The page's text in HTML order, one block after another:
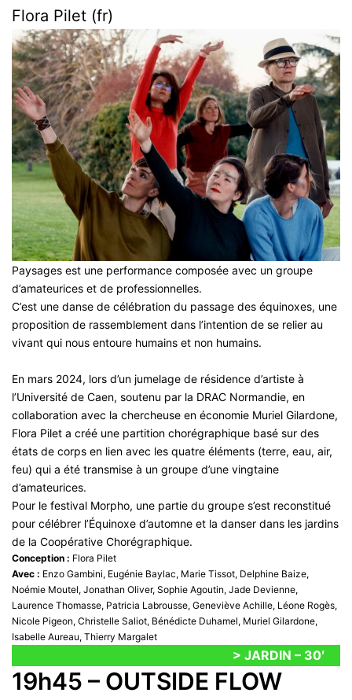
Flora Pilet (fr)
Paysages est une performance composée avec un groupe
d’amateurices et de professionnelles.
C’est une danse de célébration du passage des équinoxes, une
proposition de rassemblement dans l’intention de se relier au
vivant qui nous entoure humains et non humains.
En mars 2024, lors d’un jumelage de résidence d’artiste à
l’Université de Caen, soutenu par la DRAC Normandie, en
collaboration avec la chercheuse en économie Muriel Gilardone,
Flora Pilet a créé une partition chorégraphique basé sur des
états de corps en lien avec les quatre éléments (terre, eau, air,
feu) qui a été transmise à un groupe d’une vingtaine
d’amateurices.
Pour le festival Morpho, une partie du groupe s’est reconstitué
pour célébrer l’Équinoxe d’automne et la danser dans les jardins
de la Coopérative Chorégraphique.
Conception : Flora Pilet
Avec : Enzo Gambini, Eugénie Baylac, Marie Tissot, Delphine Baize,
Noémie Moutel, Jonathan Oliver, Sophie Agoutin, Jade Devienne,
Laurence Thomasse, Patricia Labrousse, Geneviève Achille, Léone Rogès,
Nicole Pigeon, Christelle Saliot, Bénédicte Duhamel, Muriel Gilardone,
Isabelle Aureau, Thierry Margalet
> JARDIN – 30′
19h45 – OUTSIDE FLOW